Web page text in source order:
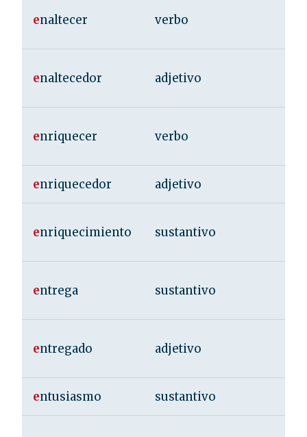
enaltecer verbo
enaltecedor adjetivo
enriquecer verbo
enriquecedor adjetivo
enriquecimiento sustantivo
entrega sustantivo
entregado adjetivo
entusiasmo sustantivo